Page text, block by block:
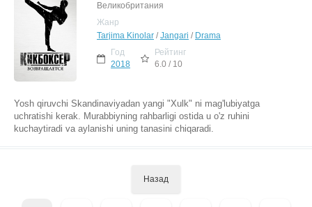
Великобритания
Жанр
Tarjima Kinolar /Jangari / Drama
Год
2018
Рейтинг
6.0 / 10
Yosh qiruvchi Skandinaviyadan yangi "Xulk" ni mag'lubiyatga
uchratishi kerak. Murabbiyning rahbarligi ostida u o'z ruhini
kuchaytiradi va aylanishi uning tanasini chiqaradi.
Назад